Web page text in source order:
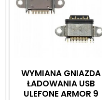
WYMIANA GNIAZDA
ŁADOWANIA USB
ULEFONE ARMOR 9